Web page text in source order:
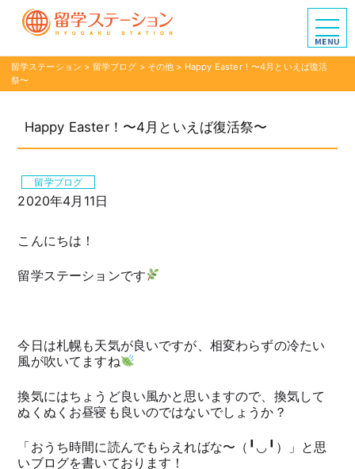
留学ステーション > 留学ブログ > その他 > Happy Easter！〜4月といえば復活
祭〜
Happy Easter！〜4月といえば復活祭〜
留学ブログ
2020年4月11日
こんにちは！
留学ステーションです
今日は札幌も天気が良いですが、相変わらずの冷たい
風が吹いてますね
換気にはちょうど良い風かと思いますので、換気して
ぬくぬくお昼寝も良いのではないでしょうか？
「おうち時間に読んでもらえればな〜（╹◡╹）」と思
いブログを書いております！